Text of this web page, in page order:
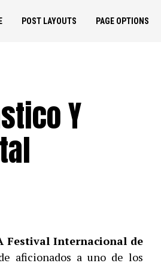
POST LAYOUTS PAGE OPTIONS
Y
Festival Internacional de
aficionados a uno de los